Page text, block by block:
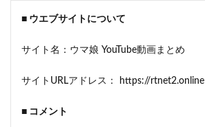
■ ウエブサイトについて
サイト名：ウマ娘 YouTube動画まとめ
サイトURLアドレス： https://rtnet2.online
■ コメント